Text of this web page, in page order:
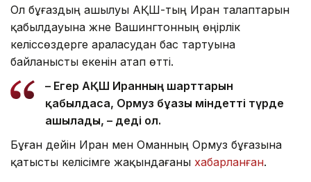
Ол бұғаздың ашылуы АҚШ-тың Иран талаптарын
қабылдауына және Вашингтонның өңірлік
келіссөздерге араласудан бас тартуына
байланысты екенін атап өтті.
– Егер АҚШ Иранның шарттарын
қабылдаса, Ормуз бұғазы міндетті түрде
ашылады, – деді ол.
Бұған дейін Иран мен Оманның Ормуз бұғазына
қатысты келісімге жақындағаны хабарланған.